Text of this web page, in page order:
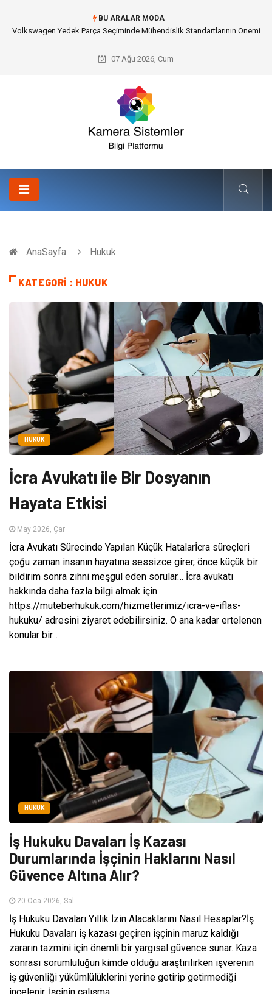
BU ARALAR MODA
Düğün Fotoğrafçısı Seçimiyle Geleceğe Nasıl Bir Miras Bırakacaksınız?
07 Ağu 2026, Cum
AnaSayfa Hukuk
KATEGORI : HUKUK
HUKUK
İcra Avukatı ile Bir Dosyanın
Hayata Etkisi
May 2026, Çar
İcra Avukatı Sürecinde Yapılan Küçük Hatalarİcra süreçleri
çoğu zaman insanın hayatına sessizce girer, önce küçük bir
bildirim sonra zihni meşgul eden sorular… İcra avukatı
hakkında daha fazla bilgi almak için
https://muteberhukuk.com/hizmetlerimiz/icra-ve-iflas-
hukuku/ adresini ziyaret edebilirsiniz. O ana kadar ertelenen
konular bir...
HUKUK
İş Hukuku Davaları İş Kazası
Durumlarında İşçinin Haklarını Nasıl
Güvence Altına Alır?
20 Oca 2026, Sal
İş Hukuku Davaları Yıllık İzin Alacaklarını Nasıl Hesaplar?İş
Hukuku Davaları iş kazası geçiren işçinin maruz kaldığı
zararın tazmini için önemli bir yargısal güvence sunar. Kaza
sonrası sorumluluğun kimde olduğu araştırılırken işverenin
iş güvenliği yükümlülüklerini yerine getirip getirmediği
incelenir. İşçinin çalışma...